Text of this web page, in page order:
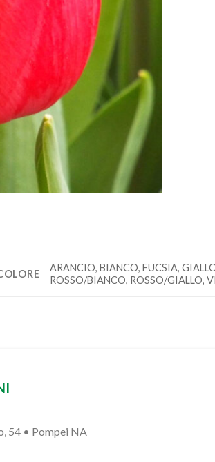
ARANCIO, BIANCO, FUCSIA,
ROSSO/BIANCO, ROSSO/GIALLO,
54 • Pompei NA